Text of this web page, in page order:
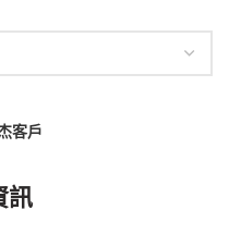
簡單。他們的專員指
和過程，並在最短的
的非常感謝他們的專業
裝潢一番,因為自己信用
訊